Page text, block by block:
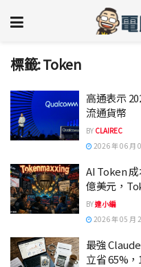
標籤:Token
高通表示
流通貨幣
BY CLAIREC
2026 年 06 月
AI Token
億美元，
BY達小編
2026 年 05 月
最強
立省 65%